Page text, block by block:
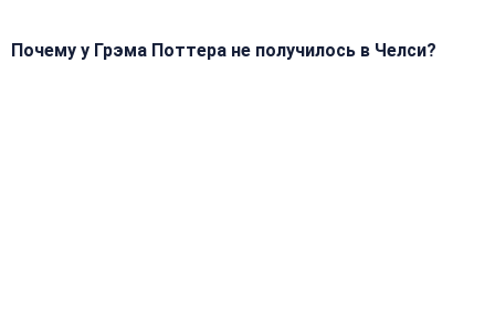
Почему у Грэма Поттера не получилось в Челси?